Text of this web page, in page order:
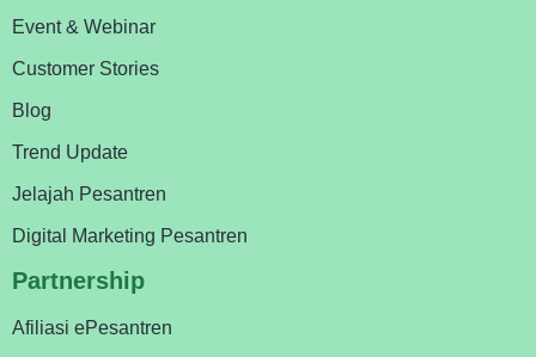
Event & Webinar
Customer Stories
Blog
Trend Update
Jelajah Pesantren
Digital Marketing Pesantren
Partnership
Afiliasi ePesantren